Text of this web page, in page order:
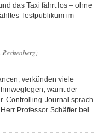
das Taxi fährt los – ohne
Testpublikum im
verkünden viele
warnt der
Controlling-Journal sprach
Professor Schäffer bei